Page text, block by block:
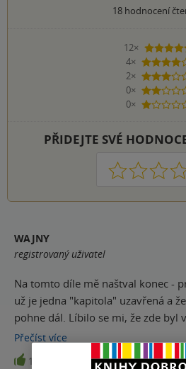
18 hodnocení
12×
5
4×
4
2×
3
0×
2
0×
1
PŘIDEJTE SVÉ
1 2 3 4 5
WAJNY
registrovaný uživatel
Na tomto díle mě naštval konec -
už je jedna "kapitola" uzavřená a
pohne dál. Líbilo se mi, že zde byl
"nového upíra", se kterým
Trochu mi vadí, že vše
Přečíst více
16 Kniha,